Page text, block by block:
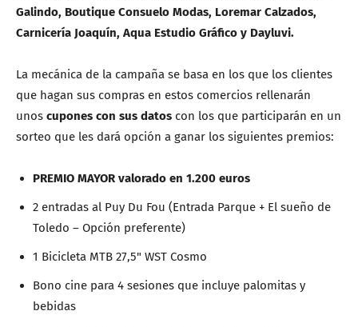
Galindo, Boutique Consuelo Modas, Loremar Calzados,
Carnicería Joaquín, Aqua Estudio Gráfico y Dayluvi.
La mecánica de la campaña se basa en los que los clientes
que hagan sus compras en estos comercios rellenarán
unos cupones con sus datos con los que participarán en un
sorteo que les dará opción a ganar los siguientes premios:
PREMIO MAYOR valorado en 1.200 euros
2 entradas al Puy Du Fou (Entrada Parque + El sueño de
Toledo – Opción preferente)
1 Bicicleta MTB 27,5" WST Cosmo
Bono cine para 4 sesiones que incluye palomitas y
bebidas